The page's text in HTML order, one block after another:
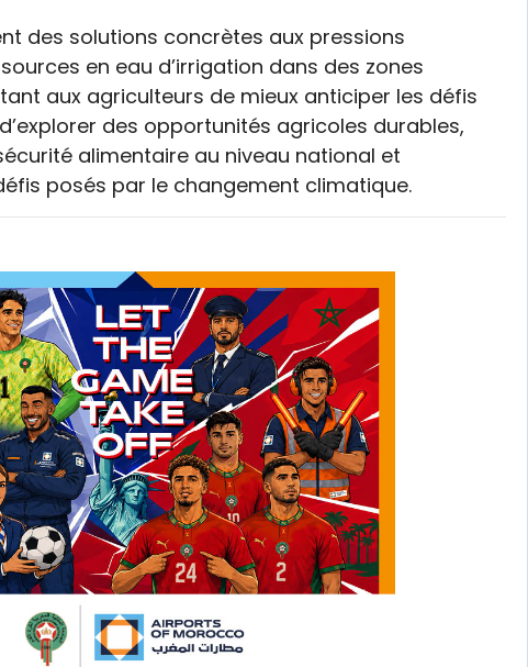
des solutions concrètes aux pressions
en eau d’irrigation dans des zones
aux agriculteurs de mieux anticiper les défis
des opportunités agricoles durables,
alimentaire au niveau national et
posés par le changement climatique.